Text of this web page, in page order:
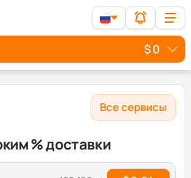
$ 0
Все сервисы
% доставки